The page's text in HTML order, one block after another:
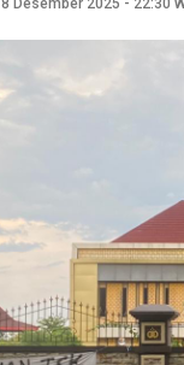
Desember 2025 - 22:30